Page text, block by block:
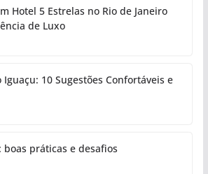
Hotel 5 Estrelas no Rio de Janeiro
de Luxo
Iguaçu: 10 Sugestões Confortáveis e
boas práticas e desafios